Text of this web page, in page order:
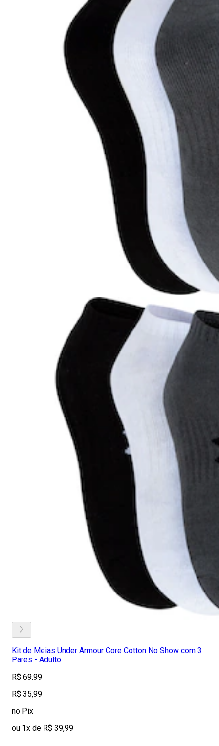
Kit de Meias Under Armour Core Cotton No Show com 3
Pares - Adulto
R$ 69,99
R$ 35,99
no Pix
ou 1x de R$ 39,99